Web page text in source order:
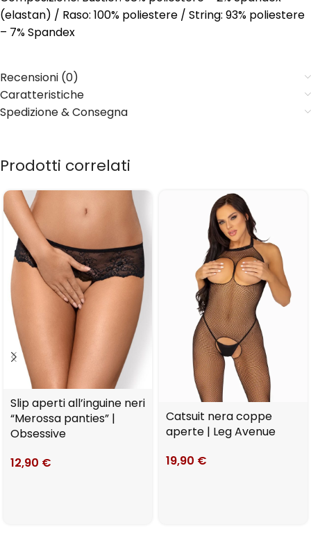
(elastan) / Raso: 100% poliestere / String: 93% poliestere
– 7% Spandex
Recensioni (0)
Caratteristiche
Spedizione & Consegna
Prodotti correlati
Slip aperti all’inguine neri
“Merossa panties” |
Obsessive
12,90 €
Catsuit nera coppe
aperte | Leg Avenue
19,90 €